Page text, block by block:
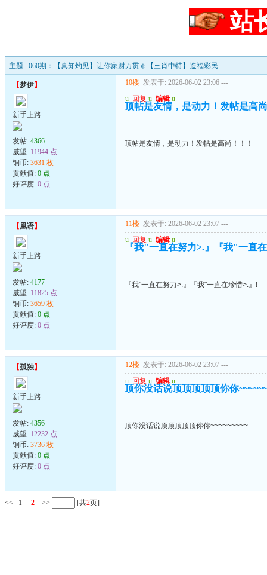
站
主题 : 060期：【真知灼见】让你家财万贯￠【三肖中特】造福彩民.
【梦伊】
新手上路
发帖: 4366
威望: 11944 点
铜币: 3631 枚
贡献值: 0 点
好评度: 0 点
10楼 发表于: 2026-06-02 23:06 ---
u 回复 u 编辑 u
顶帖是友情，是动力！发帖是高
顶帖是友情，是动力！发帖是高尚！！！
【凰语】
新手上路
发帖: 4177
威望: 11825 点
铜币: 3659 枚
贡献值: 0 点
好评度: 0 点
11楼 发表于: 2026-06-02 23:07 ---
u 回复 u 编辑 u
『我"一直在努力>.』『我"一直
『我"一直在努力>.』『我"一直在珍惜>.』!
【孤独】
新手上路
发帖: 4356
威望: 12232 点
铜币: 3736 枚
贡献值: 0 点
好评度: 0 点
12楼 发表于: 2026-06-02 23:07 ---
u 回复 u 编辑 u
顶你没话说顶顶顶顶顶你你
顶你没话说顶顶顶顶顶你你~~~~~~~~~
<< 1 2 >> [共2页]